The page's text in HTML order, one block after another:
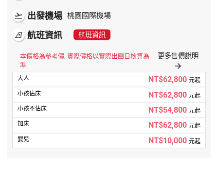
flight_takeoff 出發機場 桃園國際機場
airlines 航班資訊 航班資訊
本價格為參考價, 實際價格以實際出團日核算為
準
更多售價說明
arrow_forward
NT$62,800 元起
NT$62,800 元起
NT$54,800 元起
NT$62,800 元起
NT$10,000 元起